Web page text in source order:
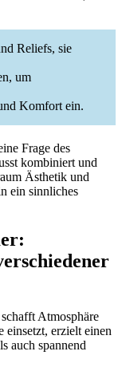
Reliefs, sie
um
Komfort ein.
Frage des
kombiniert und
Ästhetik und
ein sinnliches
Atmosphäre
erzielt einen
auch spannend